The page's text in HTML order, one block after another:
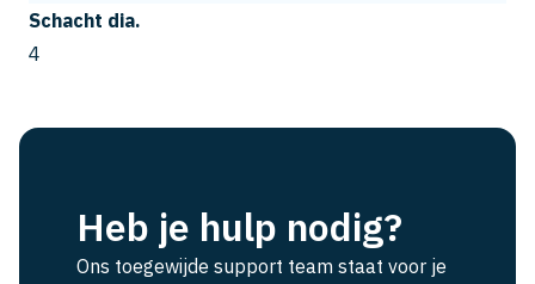
Schacht dia.
4
Heb je hulp nodig?
Ons toegewijde support team staat voor je